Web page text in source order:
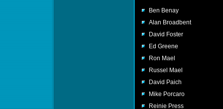
Ben Benay
Alan Broadbent
David Foster
Ed Greene
Ron Mael
Russel Mael
David Paich
Mike Porcaro
Reinie Press